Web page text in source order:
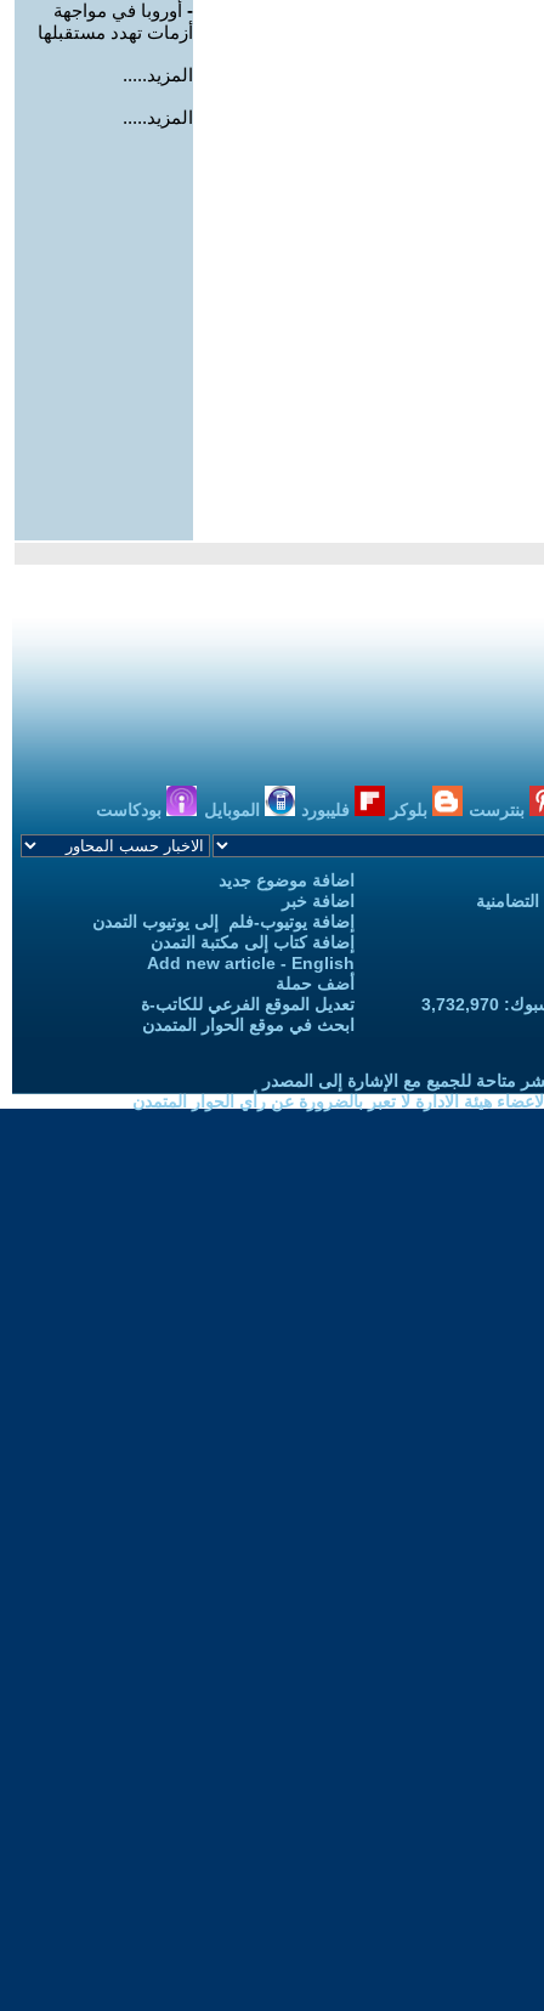
- أوروبا في مواجهة
أزمات تهدد مستقبلها
المزيد.....
المزيد.....
بنترست بلوكر فليبورد الموبايل بودكاست
اضافة موضوع جديد
اضافة خبر
إضافة يوتيوب-فلم إلى يوتيوب التمدن
إضافة كتاب إلى مكتبة التمدن
Add new article - English
أضف حملة
تعديل الموقع الفرعي للكاتب-ة
ابحث في موقع الحوار المتمدن
متاحة للجميع مع الإشارة إلى المصدر
هيئة الادارة لا تعبر بالضرورة عن رأي الحوار المتمدن